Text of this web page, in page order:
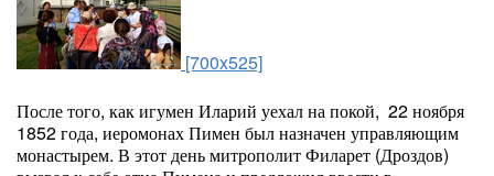
[700x525]
После того, как игумен Иларий уехал на покой, 22 ноября
1852 года, иеромонах Пимен был назначен управляющим
монастырем. В этот день митрополит Филарет (Дроздов)